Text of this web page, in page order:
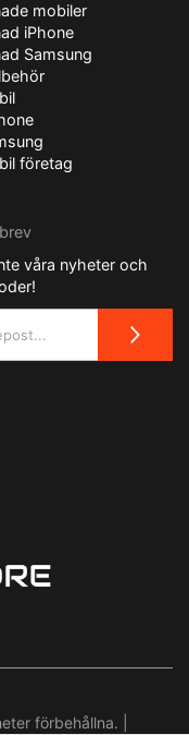
mobiler
iPhone
Samsung
företag
våra nyheter och
förbehållna. |